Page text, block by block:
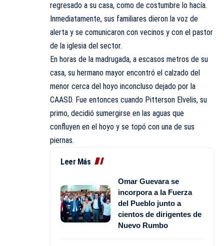
regresado a su casa, como de costumbre lo hacía.
Inmediatamente, sus familiares dieron la voz de
alerta y se comunicaron con vecinos y con el pastor
de la iglesia del sector.
En horas de la madrugada, a escasos metros de su
casa, su hermano mayor encontró el calzado del
menor cerca del hoyo inconcluso dejado por la
CAASD. Fue entonces cuando Pitterson Elvelis, su
primo, decidió sumergirse en las aguas que
confluyen en el hoyo y se topó con una de sus
piernas.
Leer Más
Omar Guevara se
incorpora a la Fuerza
del Pueblo junto a
cientos de dirigentes de
Nuevo Rumbo